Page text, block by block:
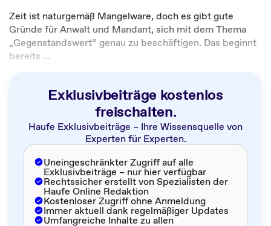
Zeit ist naturgemäß Mangelware, doch es gibt gute
Gründe für Anwalt und Mandant, sich mit dem Thema
„Gegenstandswert“ genau zu beschäftigen. Das beginnt
bereits ...
Exklusivbeiträge kostenlos
freischalten.
Haufe Exklusivbeiträge – Ihre Wissensquelle von
Experten für Experten.
Uneingeschränkter Zugriff auf alle
Exklusivbeiträge – nur hier verfügbar
Rechtssicher erstellt von Spezialisten der
Haufe Online Redaktion
Kostenloser Zugriff ohne Anmeldung
Immer aktuell dank regelmäßiger Updates
Umfangreiche Inhalte zu allen